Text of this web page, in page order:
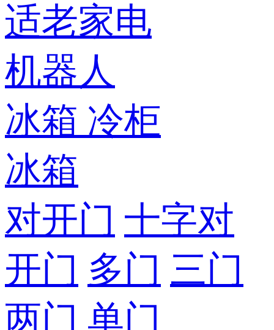
适老家电
机器人
冰箱 冷柜
冰箱
对开门 十字对
开门 多门 三门
两门 单门